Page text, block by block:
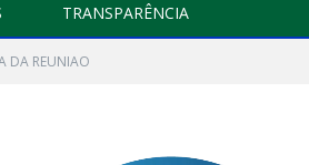
TRANSPARÊNCIA
DA REUNIAO